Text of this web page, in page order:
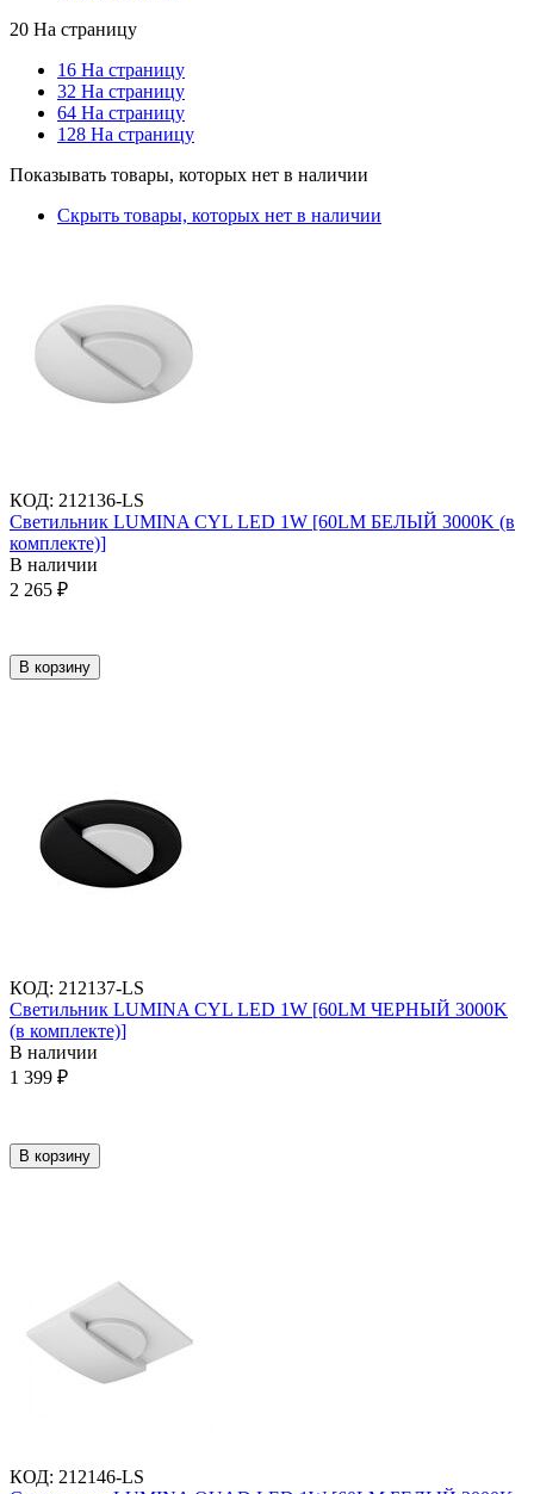
20 На страницу
16 На страницу
32 На страницу
64 На страницу
128 На страницу
Показывать товары, которых нет в наличии
Скрыть товары, которых нет в наличии
КОД: 212136-LS
Светильник LUMINA CYL LED 1W [60LM БЕЛЫЙ 3000K (в
комплекте)]
В наличии
2 265 ₽
В корзину
КОД: 212137-LS
Светильник LUMINA CYL LED 1W [60LM ЧЕРНЫЙ 3000K
(в комплекте)]
В наличии
1 399 ₽
В корзину
КОД: 212146-LS